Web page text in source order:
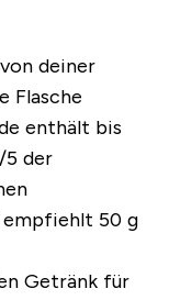
deiner
Flasche
enthält bis
5 der
empfiehlt 50 g
Getränk für